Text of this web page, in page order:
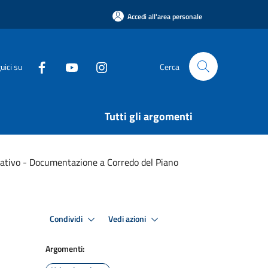
Accedi all'area personale
su Cerca
Tutti gli argomenti
- Documentazione a Corredo del Piano
Condividi Vedi azioni
Argomenti: